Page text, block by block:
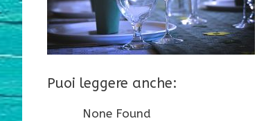
Puoi leggere anche:
None Found